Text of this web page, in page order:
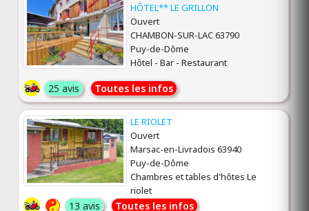
HÔTEL** LE GRILLON
Ouvert
CHAMBON-SUR-LAC 63790
Puy-de-Dôme
Hôtel - Bar - Restaurant
25 avis Toutes les infos
LE RIOLET
Ouvert
Marsac-en-Livradois 63940
Puy-de-Dôme
Chambres et tables d'hôtes Le
riolet
13 avis Toutes les infos